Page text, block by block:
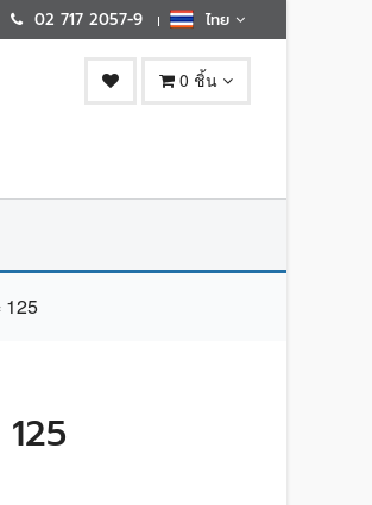
02 717 2057-9 ไทย
0 ชิ้น
125